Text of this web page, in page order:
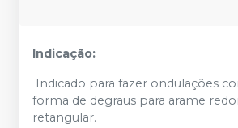
Indicação:
Indicado para fazer ondulações
forma de degraus para arame
retangular.